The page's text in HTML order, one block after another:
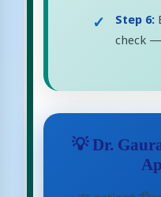
Step 6:
check —
💡 Dr.